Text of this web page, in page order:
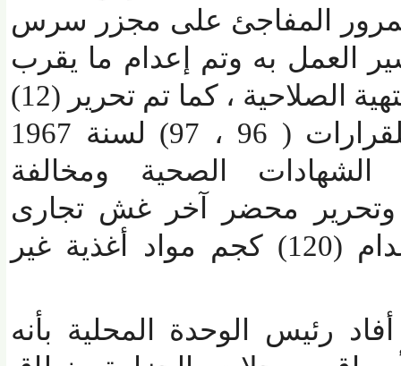
المفاجئ على مجزر سرس
العمل به وتم إعدام ما يقرب
من (400) كجم لحوم منتهية الصلاحية ، كما تم تحرير (12)
محضر مخالفة طبقا للقرارات ( 96 ، 97) لسنة 1967
الصحية ومخالفة
محضر آخر غش تجارى
وفقا للقانون (48) وإعدام (120) كجم مواد أغذية غير
رئيس الوحدة المحلية بأنه